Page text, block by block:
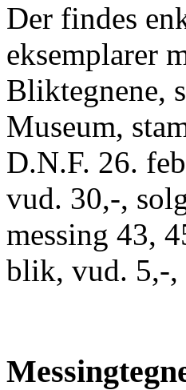
Der findes
eksemplarer
Bliktegnene,
Museum,
D.N.F. 26.
vud. 30,-,
messing 43,
blik, vud. 5,-,